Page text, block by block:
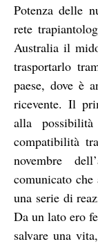
Potenza delle
rete
Australia il
trasportarlo
paese, dove è
ricevente. Il
alla
compatibilità
novembre
comunicato
una serie di
Da un lato ero
salvare una